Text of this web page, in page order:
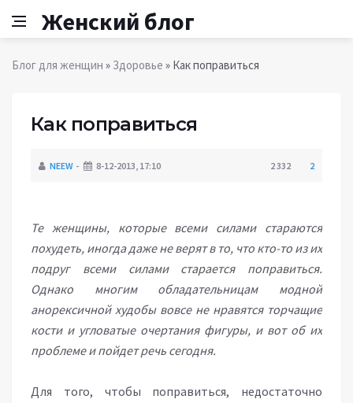
Женский блог
Блог для женщин » Здоровье » Как поправиться
Как поправиться
NEEW 8-12-2013, 17:10 2 332 2
Те женщины, которые всеми силами стараются
похудеть, иногда даже не верят в то, что кто-то из их
подруг всеми силами старается поправиться.
Однако многим обладательницам модной
анорексичной худобы вовсе не нравятся торчащие
кости и угловатые очертания фигуры, и вот об их
проблеме и пойдет речь сегодня.
Для того, чтобы поправиться, недостаточно